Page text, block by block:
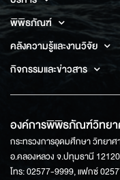
พิพิธภัณฑ์
คลังความรู้และงานวิจัย
กิจกรรมและข่าวสาร
องค์การพิพิธภัณฑ์วิทยา
กระทรวงการอุดมศึกษา วิทยา
อ.คลองหลวง จ.ปทุมธานี 12120
โทร: 02577-9999, แฟกซ์